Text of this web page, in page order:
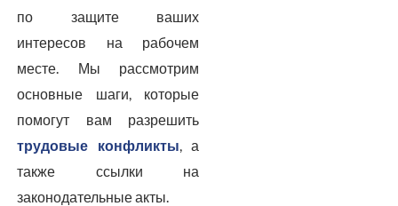
по защите ваших
интересов на рабочем
месте. Мы рассмотрим
основные шаги, которые
помогут вам разрешить
трудовые конфликты , а
также ссылки на
законодательные акты.